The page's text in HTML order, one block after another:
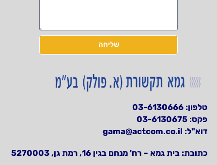
שליחה
טלפון: 03-6130666
פקס: 03-6130675
דוא"ל: gama@actcom.co.il
כתובת: בית גמא – רח' מנחם בגין 16, רמת גן, 5270003